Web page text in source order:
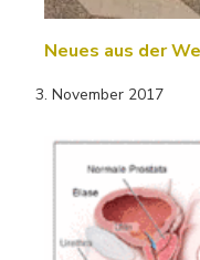
Neues aus der
3. November 2017